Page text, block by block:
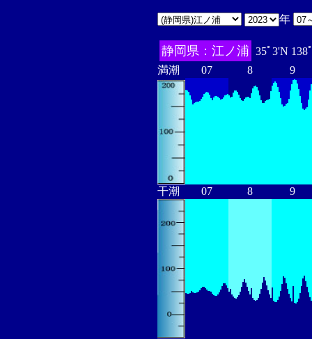
年
静岡県：江ノ浦 35ﾟ3'N 138
満潮
07 8 9
干潮 07 8 9